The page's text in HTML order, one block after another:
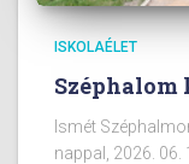
ISKOLAÉLET
Ismét
nappal, 2026.